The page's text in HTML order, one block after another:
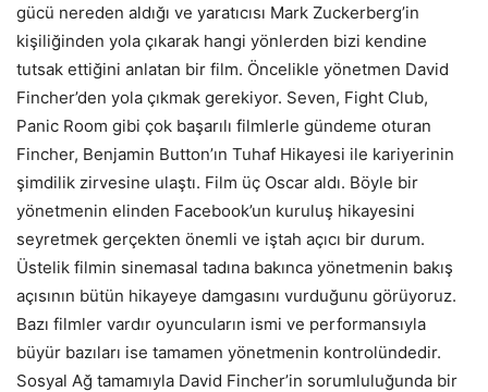
gücü nereden aldığı ve yaratıcısı Mark Zuckerberg’in
kişiliğinden yola çıkarak hangi yönlerden bizi kendine
tutsak ettiğini anlatan bir film. Öncelikle yönetmen David
Fincher’den yola çıkmak gerekiyor. Seven, Fight Club,
Panic Room gibi çok başarılı filmlerle gündeme oturan
Fincher, Benjamin Button’ın Tuhaf Hikayesi ile kariyerinin
şimdilik zirvesine ulaştı. Film üç Oscar aldı. Böyle bir
yönetmenin elinden Facebook’un kuruluş hikayesini
seyretmek gerçekten önemli ve iştah açıcı bir durum.
Üstelik filmin sinemasal tadına bakınca yönetmenin bakış
açısının bütün hikayeye damgasını vurduğunu görüyoruz.
Bazı filmler vardır oyuncuların ismi ve performansıyla
büyür bazıları ise tamamen yönetmenin kontrolündedir.
Sosyal Ağ tamamıyla David Fincher’in sorumluluğunda bir